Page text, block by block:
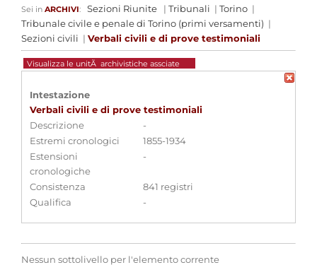
Sei in ARCHIVI: Sezioni Riunite | Tribunali | Torino |
Tribunale civile e penale di Torino (primi versamenti) |
Sezioni civili | Verbali civili e di prove testimoniali
Visualizza le unitÃ archivistiche assciate
Intestazione
Verbali civili e di prove testimoniali
Descrizione
-
Estremi cronologici
1855-1934
Estensioni
cronologiche
-
Consistenza
841 registri
Qualifica
-
Nessun sottolivello per l'elemento corrente